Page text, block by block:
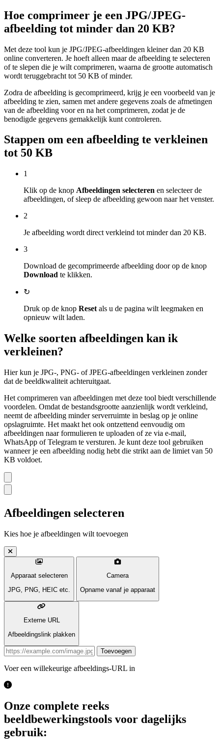
Hoe comprimeer je een JPG/JPEG-
afbeelding tot minder dan 20 KB?
Met deze tool kun je JPG/JPEG-afbeeldingen kleiner dan 20 KB
online converteren. Je hoeft alleen maar de afbeelding te selecteren
of te slepen die je wilt comprimeren, waarna de grootte automatisch
wordt teruggebracht tot 50 KB of minder.
Zodra de afbeelding is gecomprimeerd, krijg je een voorbeeld van je
afbeelding te zien, samen met andere gegevens zoals de afmetingen
van de afbeelding voor en na het comprimeren, zodat je de
benodigde gegevens gemakkelijk kunt controleren.
Stappen om een afbeelding te verkleinen
tot 50 KB
1
Klik op de knop Afbeeldingen selecteren en selecteer de
afbeeldingen, of sleep de afbeelding gewoon naar het venster.
2
Je afbeelding wordt direct verkleind tot minder dan 20 KB.
3
Download de gecomprimeerde afbeelding door op de knop
Download te klikken.
↻
Druk op de knop Reset als u de pagina wilt leegmaken en
opnieuw wilt laden.
Welke soorten afbeeldingen kan ik
verkleinen?
Hier kun je JPG-, PNG- of JPEG-afbeeldingen verkleinen zonder
dat de beeldkwaliteit achteruitgaat.
Het comprimeren van afbeeldingen met deze tool biedt verschillende
voordelen. Omdat de bestandsgrootte aanzienlijk wordt verkleind,
neemt de afbeelding minder serverruimte in beslag op je online
opslagruimte. Het maakt het ook ontzettend eenvoudig om
afbeeldingen naar formulieren te uploaden of ze via e-mail,
WhatsApp of Telegram te versturen. Je kunt deze tool gebruiken
wanneer je een afbeelding nodig hebt die strikt aan de limiet van 50
KB voldoet.
Afbeeldingen selecteren
Kies hoe je afbeeldingen wilt toevoegen
Apparaat selecteren
JPG, PNG, HEIC etc.
Camera
Opname vanaf je apparaat
Externe URL
Afbeeldingslink plakken
Toevoegen
Voer een willekeurige afbeeldings-URL in
Onze complete reeks
beeldbewerkingstools voor dagelijks
gebruik: